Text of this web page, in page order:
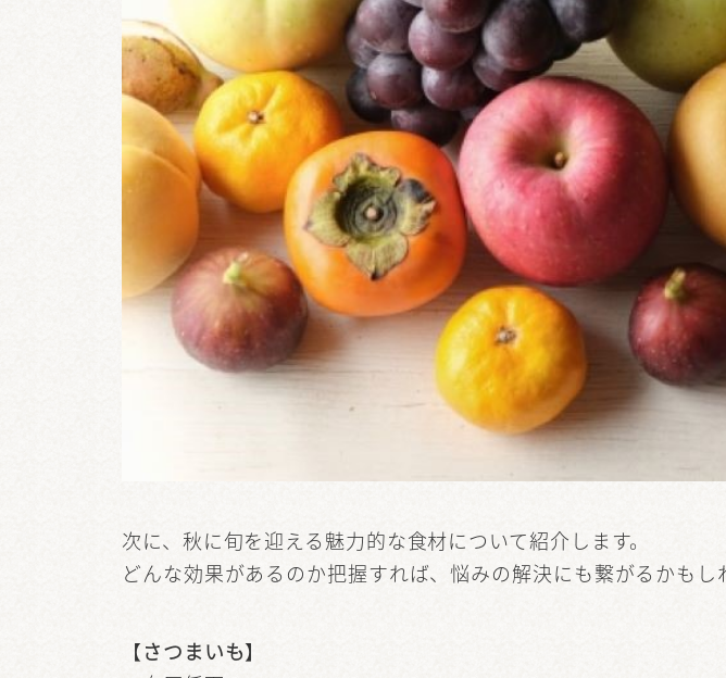
次に、秋に旬を迎える魅力的な食材について紹介します。
どんな効果があるのか把握すれば、悩みの解決にも繋がるかもし
【さつまいも】